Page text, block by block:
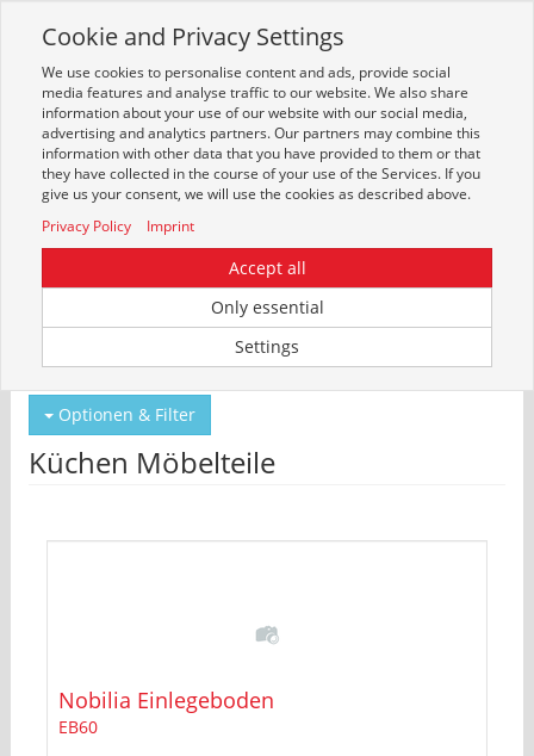
Zur mobilen Kompaktversion (Login erforderlich)
Toggle
navigation
Um weitere Artikelinformationen zu erhalten, melden Sie sich bitte am
System an.Zur Anmeldung
Optionen & Filter
Küchen Möbelteile
Nobilia Einlegeboden
EB60
Cookie and Privacy Settings
We use cookies to personalise content and ads, provide social
media features and analyse traffic to our website. We also share
information about your use of our website with our social media,
advertising and analytics partners. Our partners may combine this
information with other data that you have provided to them or that
they have collected in the course of your use of the Services. If you
give us your consent, we will use the cookies as described above.
Privacy Policy
Imprint
Accept all
Only essential
Settings